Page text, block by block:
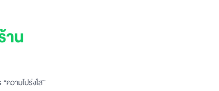
าน
ความโปร่งใส”